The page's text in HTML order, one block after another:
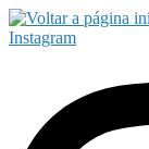
Instagram